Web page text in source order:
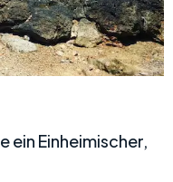
ein Einheimischer,